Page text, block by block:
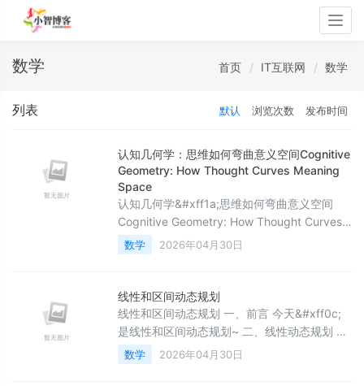
数学 首页 IT互联网 数学
列表 默认 浏览次数 发布时间
认知几何学：思维如何弯曲意义空间Cognitive
Geometry: How Thought Curves Meaning
Space
认知几何学&#xff1a;思维如何弯曲意义空间
Cognitive Geometry: How Thought Curves
Meaning Space 方见华 世毫九实验室 摘要
&#xff1a;本文提出“认知几何学”新范式
形上的几何操作。通过递归对话实验&#xff0c;
我们发现&#xff1a;(1) 意义空间具有非平凡的黎
曼几何结构&#xff0c;
数学 2026年04月30日
线性和区间动态规划
线性和区间动态规划 一、前言 今天&#xff0c;
是线性和区间动态规划~ 二、线性动态规划 文
章目录 线性和区间动态规划 一、前言 二、线
性动态规划 2.1 概述 2.2 做题步骤 2.3 经典问
数学 2026年04月30日